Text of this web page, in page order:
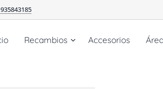
Recambios Accesorios